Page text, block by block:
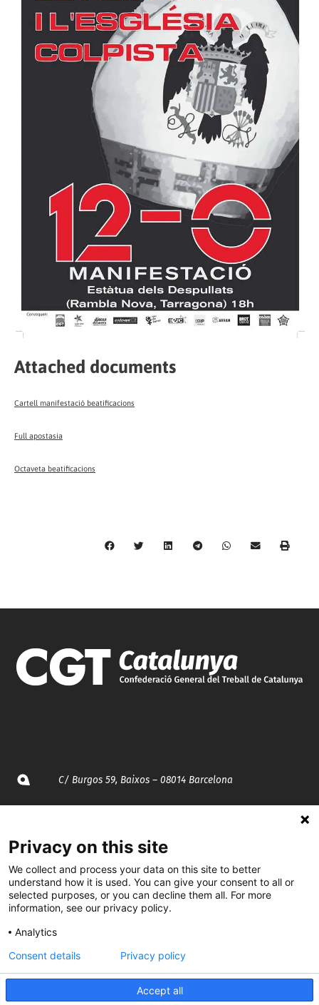
Attached documents
Cartell manifestació beatificacions
Full apostasia
Octaveta beatificacions
C/ Burgos 59, Baixos – 08014 Barcelona
935 120 481
@CGTCatalunya
CGTCatalunya
cgtcatalunya
Privacy on this site
We collect and process your data on this site to better
understand how it is used. You can give your consent to all or
selected purposes, or you can decline them all. For more
information, see our privacy policy.
Analytics
Accept all
Consent details Privacy policy